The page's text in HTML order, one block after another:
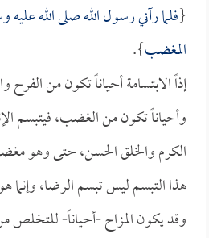
{فلما رآني رسول الله صلى الله
المغضب}.
إذاً الابتسامة أحياناً تكون من الفرح
وأحياناً تكون من الغضب، فيتبسم
الكرم والخلق الحسن، حتى وهو
هذا التبسم ليس تبسم الرضا،
وقد يكون المزاح -أحياناً-